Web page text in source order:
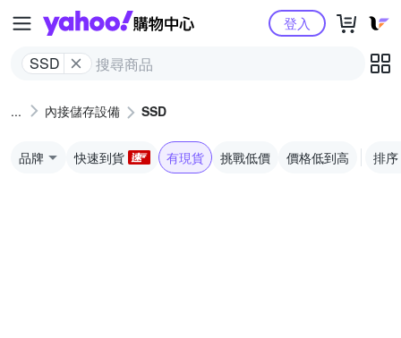
Yahoo購物中心
SSD
登入
內接儲存設備 SSD
品牌 快速到貨 有現貨 挑戰低價 價格低到高 排序